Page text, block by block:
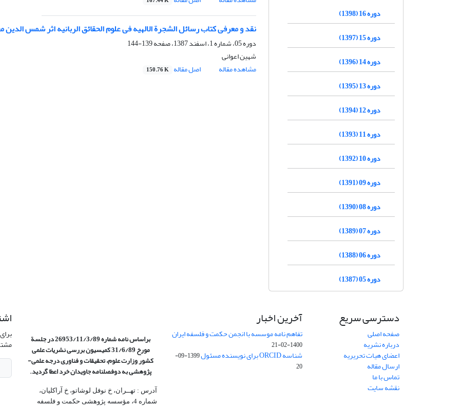
نقد و معرفی کتاب رسائل الشجرة الالهیه فی علوم الحقائق الربانیه اثر شمس
دوره 05، شماره 1، اسفند 1387، صفحه
139-144
شهین اعوانی
مشاهده مقاله
اصل مقاله 150.76 K
دوره 16 (1398)
دوره 15 (1397)
دوره 14 (1396)
دوره 13 (1395)
دوره 12 (1394)
دوره 11 (1393)
دوره 10 (1392)
دوره 09 (1391)
دوره 08 (1390)
دوره 07 (1389)
دوره 06 (1388)
دوره 05 (1387)
دسترسی سریع
صفحه اصلی
درباره نشریه
اعضای هیات تحریریه
ارسال مقاله
تماس با ما
نقشه سایت
آخرین اخبار
تفاهم نامه موسسه با انجمن حکمت و فلسفه ایران
1400-02-21
شناسه ORCID برای نویسنده مسئول
1399-09-
20
براساس نامه شماره 26953/11/3/89 در جلسة
مورخ 31/6/89 کمیسیون
بررسی نشریات علمی
کشور وزارت علوم، تحقیقات و فناوری درجه علمی‌-
پژوهشیبه دوفصلنامه جاویدان خرد اعطا گردید.
آدرس : تهــران، خ نوفل لوشاتو، خ آراکلیان،
شماره 4،‌ مؤسسه پژوهشی حکمت و فلسفه